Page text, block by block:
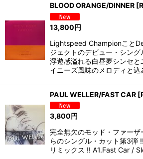
BLOOD ORANGE/DINNER [
13,800円
Lightspeed Championこと
ジェクトのデビュー・シング
浮遊感溢れる白昼夢シンセと
イニーズ風味のメロディと
PAUL WELLER/FAST CAR [
3,800円
完全無欠のモッド・ファー
らのシングル・カット第3弾
リミックス !! A1.Fast Car /